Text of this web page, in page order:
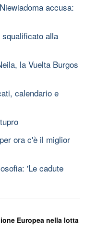
accusa:
alla
la Vuelta Burgos
calendario e
ora c'è il miglior
'Le cadute
Europea nella lotta